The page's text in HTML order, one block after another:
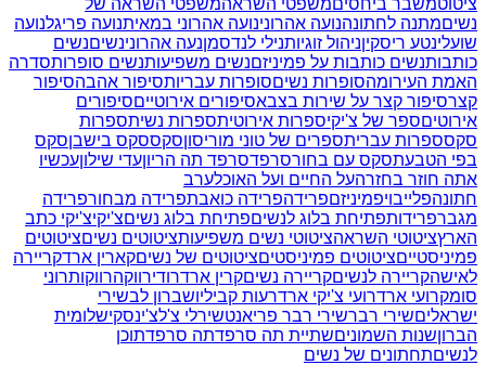
נשיםמתנה לחתונהנועה אהרונינועה אהרוני במאיתנועה פריגלנועה
שועלינטע ריסקיןניהול זוגיותנילי לנדסמןנעה אהרונינשיםנשים
כותבותנשים כותבות על פמיניזםנשים משפיעותנשים סופרותסדרה
האמת העירומהסופרות נשיםסופרות עבריותסיפור אהבהסיפור
קצרסיפור קצר על שירות בצבאסיפורים אירוטייםסיפורים
אירוטיםספר של צ'יקיספרות אירוטיתספרות נשיתספרות
סקסספרות עבריתספרים של טוני מוריסוןסקססקס בישבןסקס
בפי הטבעתסקס עם בחורסרפדסרפד תה הריוןעדי שילוןעכשיו
אתה חוזר בחזרהעל החיים ועל האוכלערב
חתונהפלייבויפמיניזםפרידהפרידה כואבתפרידה מבחורפרידה
מגברפרידותפתיחת בלוג לנשיםפתיחת בלוג נשיםצ'יקיצ'יקי כתב
הארץציטוטי השראהציטוטי נשים משפיעותציטוטים נשיםציטוטים
פמיניסטייםציטוטים פמיניסטיםציטוטים של נשיםקארין ארדקריירה
לאישהקריירה לנשיםקריירה נשיםקרין ארדרודירווקהרווקותרוני
סומקרועי ארדרועי צ'יקי ארדרעות קביליושברון לבשירי
ישראליםשירי רברשירי רבר פריאנטשירלי צ'לצ'ינסקישלומית
הברוןשנות השמוניםשתיית תה סרפדתה סרפדתוכן
לנשיםתחתונים של נשים